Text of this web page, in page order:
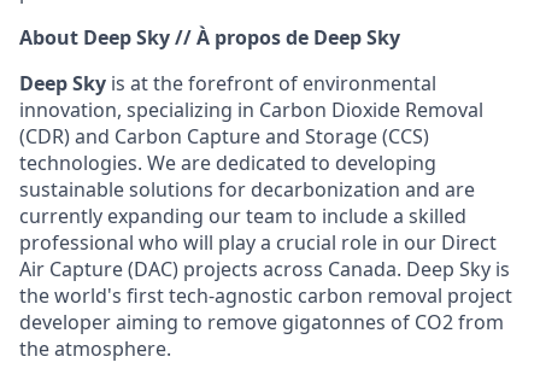
About Deep Sky // À propos de Deep Sky
Deep Sky is at the forefront of environmental
innovation, specializing in Carbon Dioxide Removal
(CDR) and Carbon Capture and Storage (CCS)
technologies. We are dedicated to developing
sustainable solutions for decarbonization and are
currently expanding our team to include a skilled
professional who will play a crucial role in our Direct
Air Capture (DAC) projects across Canada. Deep Sky is
the world's first tech-agnostic carbon removal project
developer aiming to remove gigatonnes of CO2 from
the atmosphere.